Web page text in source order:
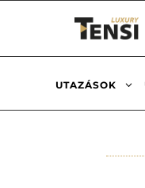
UTAZÁSOK 3